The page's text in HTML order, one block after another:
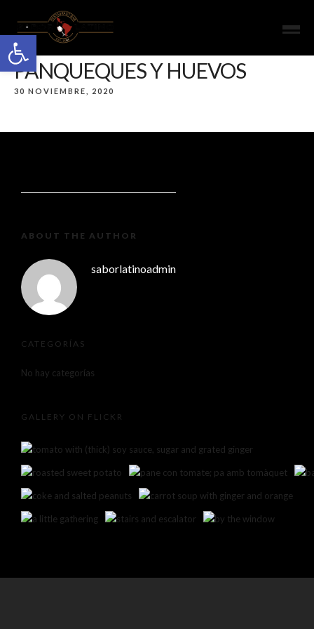
Open toolbar
PANQUEQUES Y HUEVOS
30 NOVIEMBRE, 2020
ABOUT THE AUTHOR
saborlatinoadmin
CATEGORÍAS
No hay categorías
GALLERY ON FLICKR